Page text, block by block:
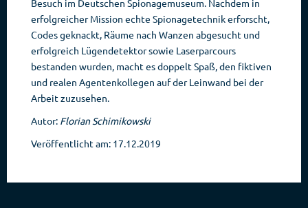
Besuch im Deutschen Spionagemuseum. Nachdem in
erfolgreicher Mission echte Spionagetechnik erforscht,
Codes geknackt, Räume nach Wanzen abgesucht und
erfolgreich Lügendetektor sowie Laserparcours
bestanden wurden, macht es doppelt Spaß, den fiktiven
und realen Agentenkollegen auf der Leinwand bei der
Arbeit zuzusehen.
Autor: Florian Schimikowski
Veröffentlicht am: 17.12.2019